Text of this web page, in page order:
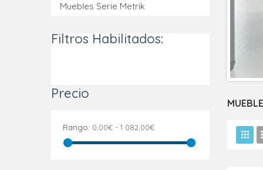
Muebles Serie Metrik
Filtros Habilitados:
Precio
Rango: 0,00€ - 1 082,00€